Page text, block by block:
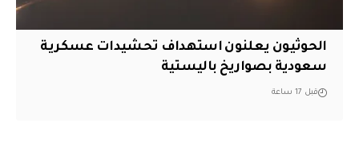
الحوثيون يعلنون استهداف تحشيدات عسكرية
سعودية بصواريخ باليستية
قبل 17 ساعة